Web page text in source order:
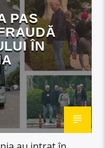
PAS
ÎN